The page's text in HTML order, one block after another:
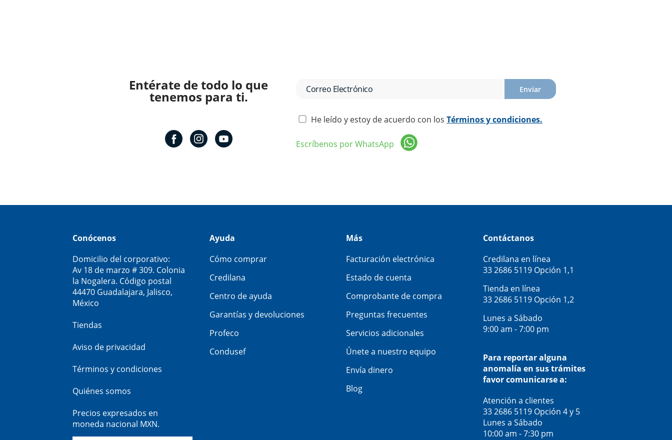
Entérate de todo lo que
tenemos para ti. Enviar
He leído y estoy de acuerdo con los Términos y condiciones.
Escríbenos por WhatsApp
Conócenos
Domicilio del corporativo:
Av 18 de marzo # 309. Colonia
la Nogalera. Código postal
44470 Guadalajara, Jalisco,
México
Tiendas
Aviso de privacidad
Términos y condiciones
Quiénes somos
Precios expresados en
moneda nacional MXN.
Ayuda
Cómo comprar
Credilana
Centro de ayuda
Garantías y devoluciones
Profeco
Condusef
Más
Facturación electrónica
Estado de cuenta
Comprobante de compra
Preguntas frecuentes
Servicios adicionales
Únete a nuestro equipo
Envía dinero
Blog
Contáctanos
Credilana en línea
33 2686 5119 Opción 1,1
Tienda en línea
33 2686 5119 Opción 1,2
Lunes a Sábado
9:00 am - 7:00 pm
Para reportar alguna
anomalía en sus trámites
favor comunicarse a:
Atención a clientes
33 2686 5119 Opción 4 y 5
Lunes a Sábado
10:00 am - 7:30 pm